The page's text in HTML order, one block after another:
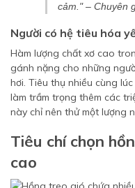
cảm."– Chuyên
Người có hệ tiêu hóa
Hàm lượng chất xơ cao
gánh nặng cho những
hơi. Tiêu thụ nhiều cùng
làm trầm trọng thêm các
này chỉ nên thử một lượng
Tiêu chí chọn
cao